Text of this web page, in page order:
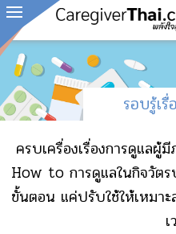
รอบรู้เ
ครบเครื่องเรื่องการดูแลผู้
How to การดูแลในกิจวัต
ขั้นตอน แค่ปรับใช้ให้เหมาะ